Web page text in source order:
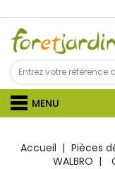
MENU
Accueil Pièces
WALBRO